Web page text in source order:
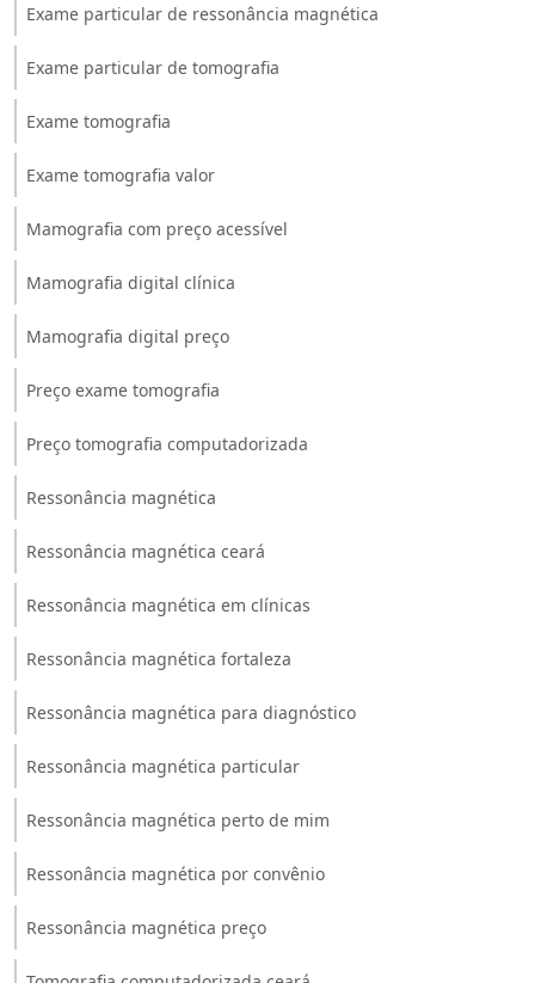
Exame particular de ressonância magnética
Exame particular de tomografia
Exame tomografia
Exame tomografia valor
Mamografia com preço acessível
Mamografia digital clínica
Mamografia digital preço
Preço exame tomografia
Preço tomografia computadorizada
Ressonância magnética
Ressonância magnética ceará
Ressonância magnética em clínicas
Ressonância magnética fortaleza
Ressonância magnética para diagnóstico
Ressonância magnética particular
Ressonância magnética perto de mim
Ressonância magnética por convênio
Ressonância magnética preço